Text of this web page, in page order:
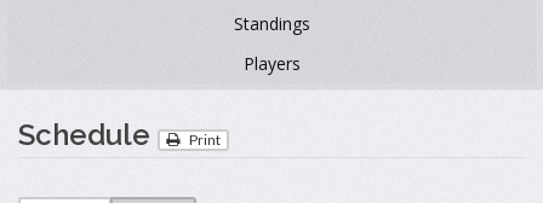
Standings
Players
Schedule Print